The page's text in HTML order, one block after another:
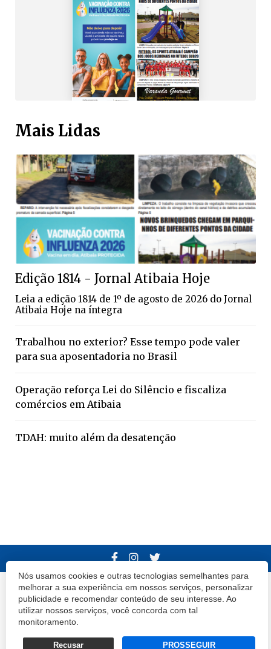
Nós usamos cookies e outras tecnologias semelhantes para
melhorar a sua experiência em nossos serviços, personalizar
publicidade e recomendar conteúdo de seu interesse. Ao
utilizar nossos serviços, você concorda com tal
monitoramento.
Recusar PROSSEGUIR
Mais Lidas
Edição 1814 - Jornal Atibaia Hoje
Leia a edição 1814 de 1º de agosto de 2026 do Jornal
Atibaia Hoje na íntegra
Trabalhou no exterior? Esse tempo pode valer
para sua aposentadoria no Brasil
Operação reforça Lei do Silêncio e fiscaliza
comércios em Atibaia
TDAH: muito além da desatenção
© 2020 Atibaia Hoje.Todos os direitos reservados.Desenvolvido por
Termos e Políticas de Uso Privacidade